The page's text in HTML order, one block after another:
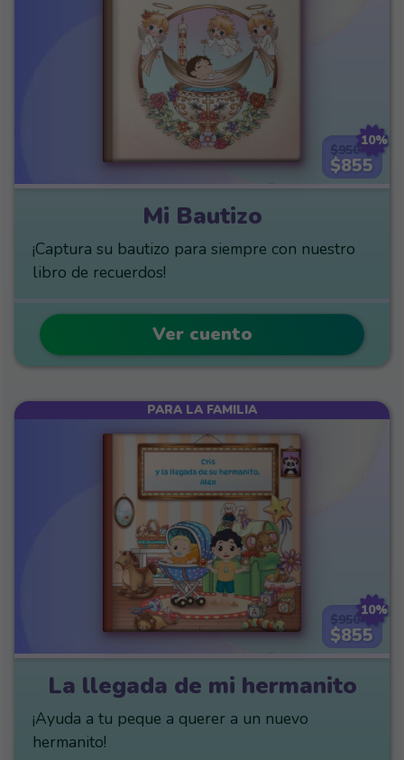
10%
$950
$855
Mi Bautizo
¡Captura su bautizo para siempre con nuestro
libro de recuerdos!
Ver cuento
10%
$950
$855
PARA LA FAMILIA
La llegada de mi hermanito
¡Ayuda a tu peque a querer a un nuevo
hermanito!